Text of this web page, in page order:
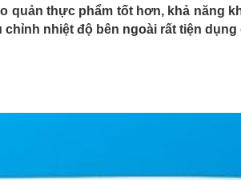
quản thực phẩm tốt hơn, khả năng
chỉnh nhiệt độ bên ngoài rất tiện